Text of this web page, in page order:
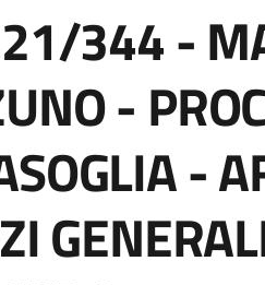
344 -
-
-